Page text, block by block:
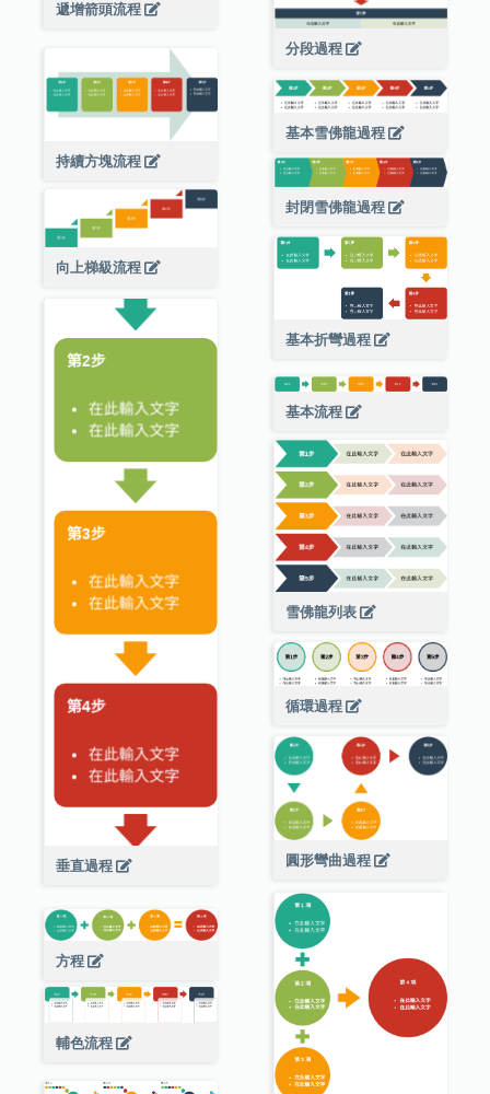
分段過程
遞增箭頭流程
持續方塊流程
基本雪佛龍過程
封閉雪佛龍過程
向上梯級流程
基本折彎過程
垂直過程
基本流程
雪佛龍列表
循環過程
圓形彎曲過程
方程
輔色流程